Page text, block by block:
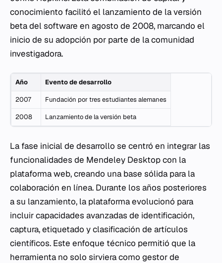
conocimiento facilitó el lanzamiento de la versión
beta del software en agosto de 2008, marcando el
inicio de su adopción por parte de la comunidad
investigadora.
Año Evento de desarrollo
2007 Fundación por tres estudiantes alemanes
2008 Lanzamiento de la versión beta
La fase inicial de desarrollo se centró en integrar las
funcionalidades de Mendeley Desktop con la
plataforma web, creando una base sólida para la
colaboración en línea. Durante los años posteriores
a su lanzamiento, la plataforma evolucionó para
incluir capacidades avanzadas de identificación,
captura, etiquetado y clasificación de artículos
científicos. Este enfoque técnico permitió que la
herramienta no solo sirviera como gestor de